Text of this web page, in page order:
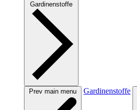
Gardinenstoffe
Prev main menu Gardinenstoffe